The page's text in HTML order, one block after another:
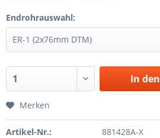
Endrohrauswahl:
In den
Merken
Artikel-Nr.: 881428A-X